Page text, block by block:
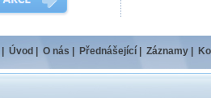
Úvod O nás Přednášející Záznamy